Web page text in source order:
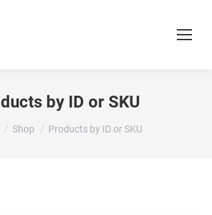
by ID or SKU
here:
Shop Products by ID or SKU